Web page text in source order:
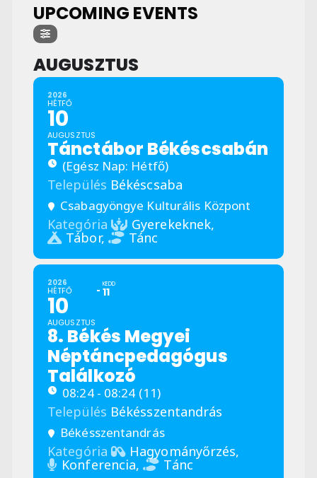
UPCOMING EVENTS
AUGUSZTUS
2026
HÉTFŐ
10
AUGUSZTUS
Tánctábor Békéscsabán
(Egész Nap: Hétfő)
Település Békéscsaba
Csabagyöngye Kulturális Központ
Kategória Gyerekeknek,
Tábor, Tánc
2026
HÉTFŐ
10
AUGUSZTUS
KEDD
11
8. Békés Megyei
Néptáncpedagógus
Találkozó
08:24 - 08:24 (11)
Település Békésszentandrás
Békésszentandrás
Kategória Hagyományőrzés,
Konferencia, Tánc